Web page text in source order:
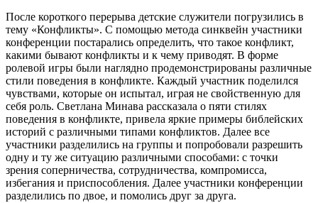
После короткого перерыва детские служители погрузились в
тему «Конфликты». С помощью метода синквейн участники
конференции постарались определить, что такое конфликт,
какими бывают конфликты и к чему приводят. В форме
ролевой игры были наглядно продемонстрированы различные
стили поведения в конфликте. Каждый участник поделился
чувствами, которые он испытал, играя не свойственную для
себя роль. Светлана Минава рассказала о пяти стилях
поведения в конфликте, привела яркие примеры библейских
историй с различными типами конфликтов. Далее все
участники разделились на группы и попробовали разрешить
одну и ту же ситуацию различными способами: с точки
зрения соперничества, сотрудничества, компромисса,
избегания и приспособления. Далее участники конференции
разделились по двое, и помолись друг за друга.